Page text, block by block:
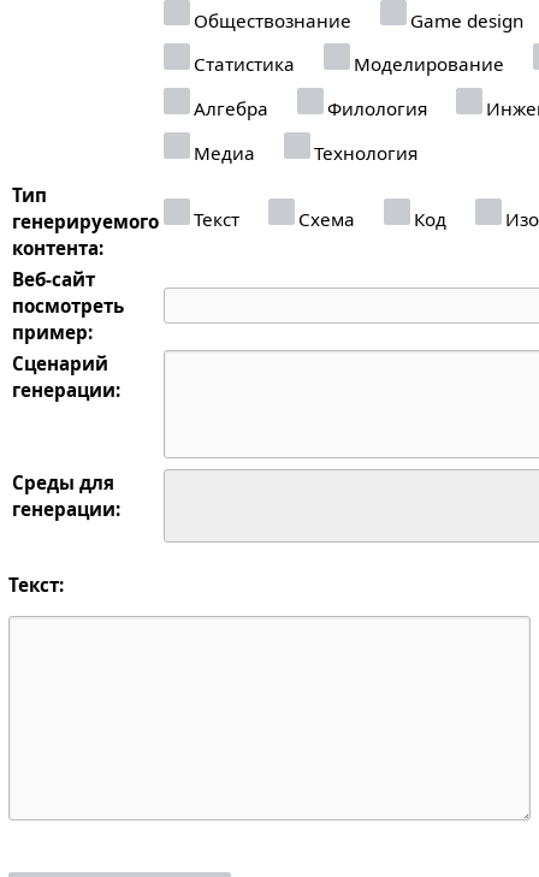
Обществознание
Game design
Статистика
Моделирование
Алгебра
Филология
Медиа
Технология
Тип
генерируемого
контента:
Текст Схема Код
Веб-сайт
посмотреть
пример:
Сценарий
генерации:
Среды для
генерации:
Текст: